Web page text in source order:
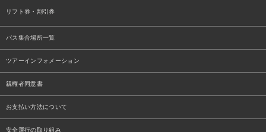
リフト券・割引券
バス集合場所一覧
ツアーインフォメーション
親権者同意書
お支払い方法について
安全運行の取り組み